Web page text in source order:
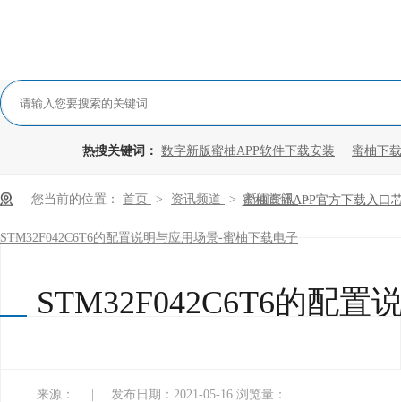
热搜关键词： 数字新版蜜柚APP软件下载安装 蜜柚下
蜜柚直播APP官方下载入口
您当前的位置： 首页 > 资讯频道 > 新闻资讯 >
STM32F042C6T6的配置说明与应用场景-蜜柚下载电子
STM32F042C6T6的配置
来源： 发布日期：2021-05-16 浏览量：